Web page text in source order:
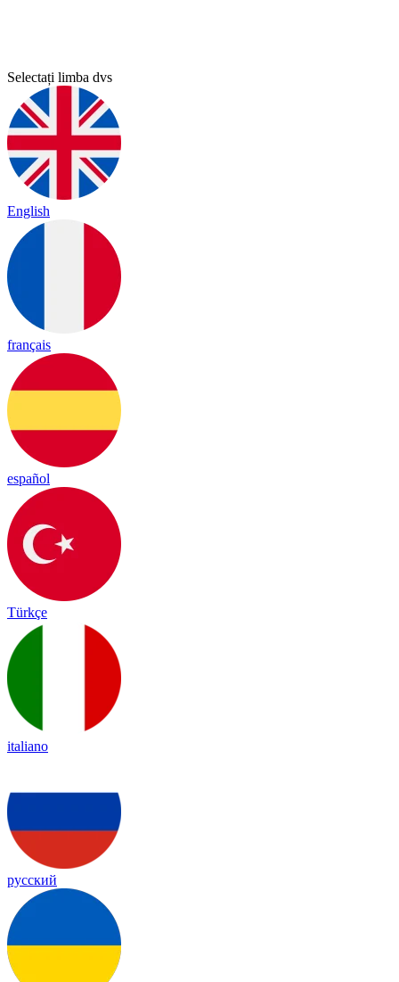
Selectați limba dvs
English
français
español
Türkçe
italiano
русский